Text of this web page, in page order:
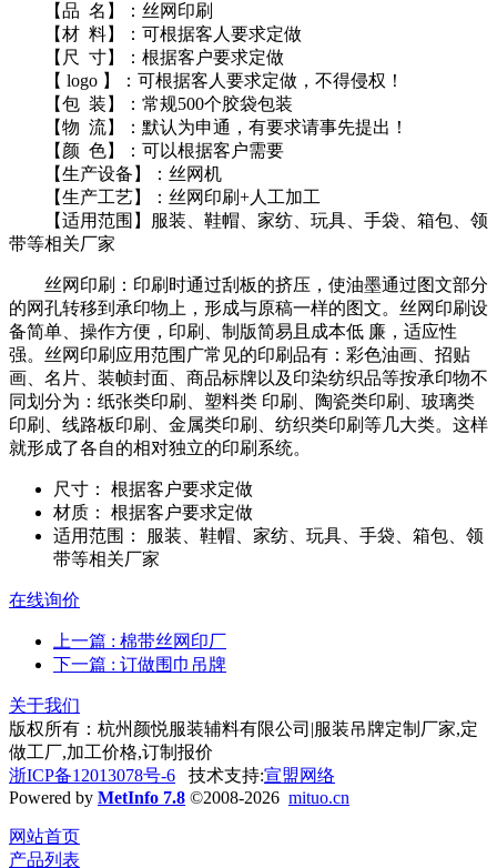
【品 名】：丝网印刷
【材 料】：可根据客人要求定做
【尺 寸】：根据客户要求定做
【 logo 】：可根据客人要求定做，不得侵权！
【包 装】：常规500个胶袋包装
【物 流】：默认为申通，有要求请事先提出！
【颜 色】：可以根据客户需要
【生产设备】：丝网机
【生产工艺】：丝网印刷+人工加工
【适用范围】服装、鞋帽、家纺、玩具、手袋、箱包、领
带等相关厂家
丝网印刷：印刷时通过刮板的挤压，使油墨通过图文部分
的网孔转移到承印物上，形成与原稿一样的图文。丝网印刷设
备简单、操作方便，印刷、制版简易且成本低 廉，适应性
强。丝网印刷应用范围广常见的印刷品有：彩色油画、招贴
画、名片、装帧封面、商品标牌以及印染纺织品等按承印物不
同划分为：纸张类印刷、塑料类 印刷、陶瓷类印刷、玻璃类
印刷、线路板印刷、金属类印刷、纺织类印刷等几大类。这样
就形成了各自的相对独立的印刷系统。
尺寸：
根据客户要求定做
材质：
根据客户要求定做
适用范围：
服装、鞋帽、家纺、玩具、手袋、箱包、领
带等相关厂家
在线询价
上一篇 : 棉带丝网印厂
下一篇 : 订做围巾吊牌
关于我们
版权所有：杭州颜悦服装辅料有限公司|服装吊牌定制厂家,定
做工厂,加工价格,订制报价
浙ICP备12013078号-6 技术支持:宣盟网络
Powered by MetInfo 7.8 ©2008-2026 mituo.cn
网站首页
产品列表